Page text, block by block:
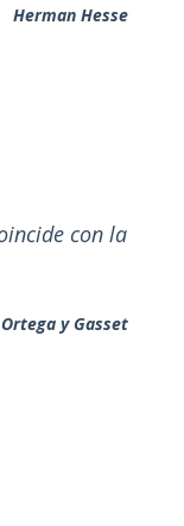
Herman Hesse
con la
Ortega y Gasset